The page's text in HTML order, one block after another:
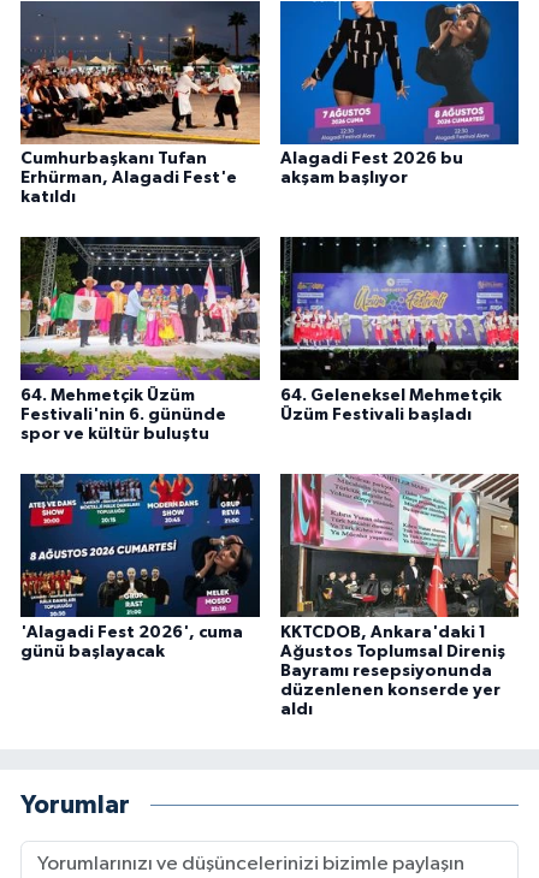
Cumhurbaşkanı Tufan
Erhürman, Alagadi Fest'e
katıldı
Alagadi Fest 2026 bu
akşam başlıyor
64. Mehmetçik Üzüm
Festivali'nin 6. gününde
spor ve kültür buluştu
64. Geleneksel Mehmetçik
Üzüm Festivali başladı
'Alagadi Fest 2026', cuma
günü başlayacak
KKTCDOB, Ankara'daki 1
Ağustos Toplumsal Direniş
Bayramı resepsiyonunda
düzenlenen konserde yer
aldı
Yorumlar